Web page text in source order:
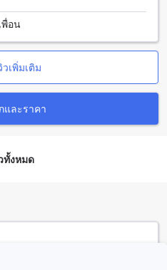
รายไปยังบีทู เชียงราย ไนท์ บาร์
และต้องการทราบวิธีการเดิน
โรงแรม นี่คือข้อมูลที่คุณต้องรู้
อรถบัสที่จะพาคุณมายังบีทู
ประมาณ 150-200 บาท ขึ้นอยู่
นต์หรือมอเตอร์ไซค์จากสนาม
แรมได้อีกด้วย การเดินทางด้วย
นทางไปยังที่ต่างๆในเชียงราย
พื่อน
เพิ่มเติม
และราคา
ทั้งหมด